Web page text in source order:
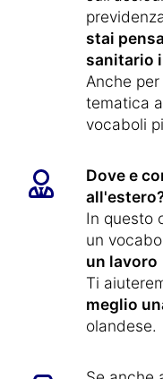
stai
sanitario
Anche
tematica
vocaboli
Dove e
In questo
un
un lavoro
Ti
meglio
olandese.